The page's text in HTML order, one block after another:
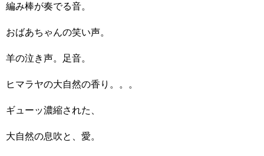
編み棒が奏でる音。
おばあちゃんの笑い声。
羊の泣き声。足音。
ヒマラヤの大自然の香り。。。
ギューッ濃縮された、
大自然の息吹と、愛。